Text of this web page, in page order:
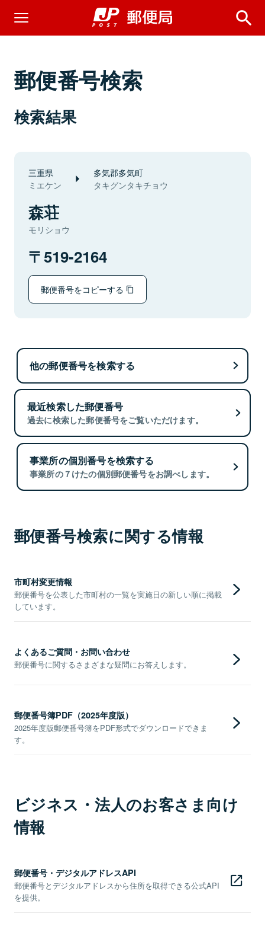
郵便番号検索
検索結果
三重県
ミエケン
多気郡多気町
タキグンタキチョウ
森荘
モリショウ
519-2164
郵便番号をコピーする
他の郵便番号を検索する
最近検索した郵便番号
過去に検索した郵便番号をご覧いただけます。
事業所の個別番号を検索する
事業所の７けたの個別郵便番号をお調べします。
郵便番号検索に関する情報
市町村変更情報
郵便番号を公表した市町村の一覧を実施日の新しい順に掲載
しています。
よくあるご質問・お問い合わせ
郵便番号に関するさまざまな疑問にお答えします。
郵便番号簿PDF（2025年度版）
2025年度版郵便番号簿をPDF形式でダウンロードできま
す。
ビジネス・法人のお客さま向け
情報
郵便番号・デジタルアドレスAPI
郵便番号とデジタルアドレスから住所を取得できる公式API
を提供。